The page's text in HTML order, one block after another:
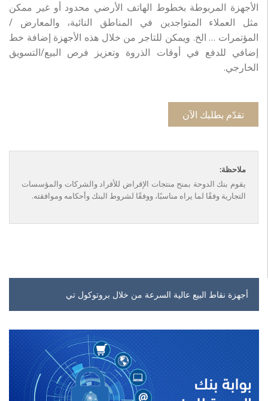
الأجهزة المربوطة بخطوط الهاتف الأرضي محدود أو غير ممكن
مثل العملاء المتواجدين في المناطق النائية، والمعارض /
المؤتمرات … الخ. ويمكن للتاجر من خلال هذه الأجهزة إضافة خط
إضافي للدفع في أوقات الذروة وتعزيز فرص البيع/التسويق
الخارجي.
تقدّم بطلبك الآن
ملاحظة:
يقوم بنك الدوحة بمنح منتجات الإقراض للأفراد والشركات والمؤسسات
التجارية وفقًا لما يراه مناسبًا، ووفقًا لشروط البنك وأحكامه وموافقته.
أجهزة نقاط البيع عالية السرعة من خلال بروتوكول تي